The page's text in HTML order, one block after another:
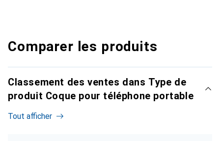
Comparer les produits
Classement des ventes dans Type de
produit Coque pour téléphone portable
Tout afficher